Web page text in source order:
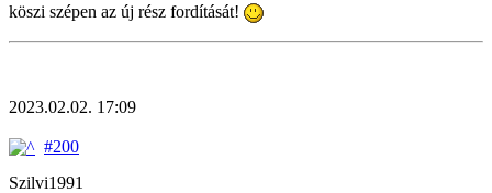
köszi szépen az új rész fordítását!
2023.02.02. 17:09
#200
Szilvi1991